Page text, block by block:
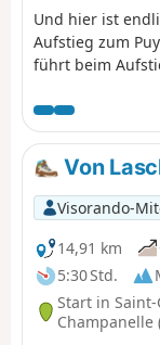
Und hier ist
Aufstieg zum
führt beim
Orcines. Vom
natürlich einen
Clermont-
Combrailles, das
Sancy.
Von
Visorando-
14,91 km
5:30 Std.
Start in Saint-
Champanelle